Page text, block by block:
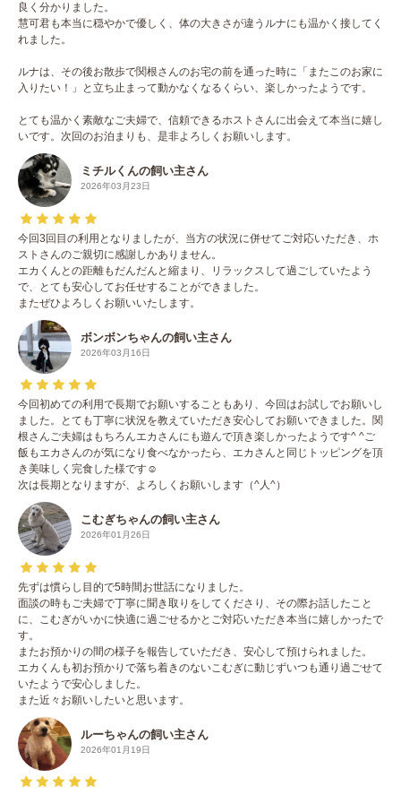
良く分かりました。
慧可君も本当に穏やかで優しく、体の大きさが違うルナにも温かく接してく
れました。
ルナは、その後お散歩で関根さんのお宅の前を通った時に「またこのお家に
入りたい！」と立ち止まって動かなくなるくらい、楽しかったようです。
とても温かく素敵なご夫婦で、信頼できるホストさんに出会えて本当に嬉し
いです。次回のお泊まりも、是非よろしくお願いします。
ミチルくんの飼い主さん
2026年03月23日
今回3回目の利用となりましたが、当方の状況に併せてご対応いただき、ホ
ストさんのご親切に感謝しかありません。
エカくんとの距離もだんだんと縮まり、リラックスして過ごしていたよう
で、とても安心してお任せすることができました。
またぜひよろしくお願いいたします。
ボンボンちゃんの飼い主さん
2026年03月16日
今回初めての利用で長期でお願いすることもあり、今回はお試しでお願いし
ました。とても丁寧に状況を教えていただき安心してお願いできました。関
根さんご夫婦はもちろんエカさんにも遊んで頂き楽しかったようです^ ^ご
飯もエカさんのが気になり食べなかったら、エカさんと同じトッピングを頂
き美味しく完食した様です☺️
次は長期となりますが、よろしくお願いします（^人^）
こむぎちゃんの飼い主さん
2026年01月26日
先ずは慣らし目的で5時間お世話になりました。
面談の時もご夫婦で丁寧に聞き取りをしてくださり、その際お話したこと
に、こむぎがいかに快適に過ごせるかとご対応いただき本当に嬉しかったで
す。
またお預かりの間の様子を報告していただき、安心して預けられました。
エカくんも初お預かりで落ち着きのないこむぎに動じずいつも通り過ごせて
いたようで安心しました。
また近々お願いしたいと思います。
ルーちゃんの飼い主さん
2026年01月19日